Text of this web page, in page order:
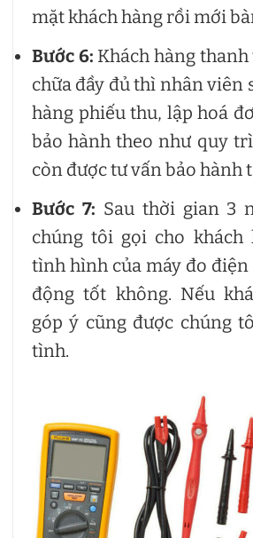
mặt khách hàng rồi mới
Bước 6: Khách hàng
chữa đầy đủ thì nhân viên
hàng phiếu thu, lập hoá
bảo hành theo như quy
còn được tư vấn bảo hành
Bước 7: Sau thời gian 3
chúng tôi gọi cho khách
tình hình của máy đo
động tốt không. Nếu
góp ý cũng được chúng
tình.